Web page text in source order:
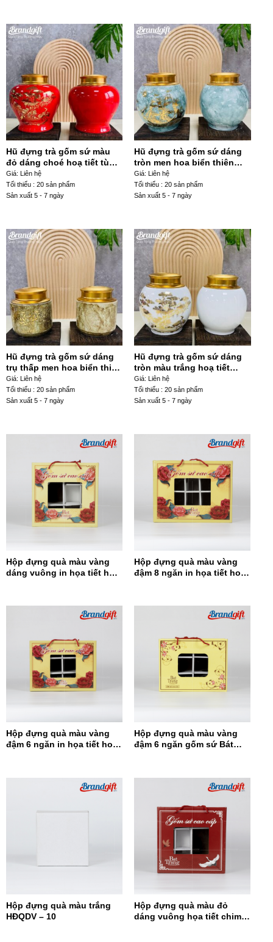
Hũ đựng trà gốm sứ màu
đỏ dáng choé hoạ tiết tùng
hạc HDT-01
Giá: Liên hệ
Tối thiểu : 20 sản phẩm
Sản xuất 5 - 7 ngày
Hũ đựng trà gốm sứ dáng
tròn men hoa biển thiên
xanh ngọc hoạ tiết thuận
buồm xuôi gió HDT-16
Giá: Liên hệ
Tối thiểu : 20 sản phẩm
Sản xuất 5 - 7 ngày
Hũ đựng trà gốm sứ dáng
trụ thấp men hoa biển thiên
nâu hoạ tiết hoa sen HDT-
28
Giá: Liên hệ
Tối thiểu : 20 sản phẩm
Sản xuất 5 - 7 ngày
Hũ đựng trà gốm sứ dáng
tròn màu trắng hoạ tiết
tùng hạc HDT-10
Giá: Liên hệ
Tối thiểu : 20 sản phẩm
Sản xuất 5 - 7 ngày
Hộp đựng quà màu vàng
dáng vuông in họa tiết hoa
Hộp đựng quà màu vàng
đậm 8 ngăn in họa tiết hoa
Hộp đựng quà màu vàng
đậm 6 ngăn in họa tiết hoa
Hộp đựng quà màu vàng
đậm 6 ngăn gốm sứ Bát
Hộp đựng quà màu trắng
HĐQDV – 10
Hộp đựng quà màu đỏ
dáng vuông họa tiết chim